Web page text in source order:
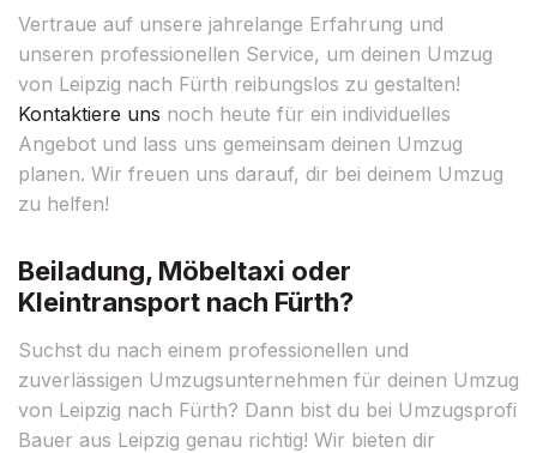
Vertraue auf unsere jahrelange Erfahrung und
unseren professionellen Service, um deinen Umzug
von Leipzig nach Fürth reibungslos zu gestalten!
Kontaktiere uns noch heute für ein individuelles
Angebot und lass uns gemeinsam deinen Umzug
planen. Wir freuen uns darauf, dir bei deinem Umzug
zu helfen!
Beiladung, Möbeltaxi oder
Kleintransport nach Fürth?
Suchst du nach einem professionellen und
zuverlässigen Umzugsunternehmen für deinen Umzug
von Leipzig nach Fürth? Dann bist du bei Umzugsprofi
Bauer aus Leipzig genau richtig! Wir bieten dir